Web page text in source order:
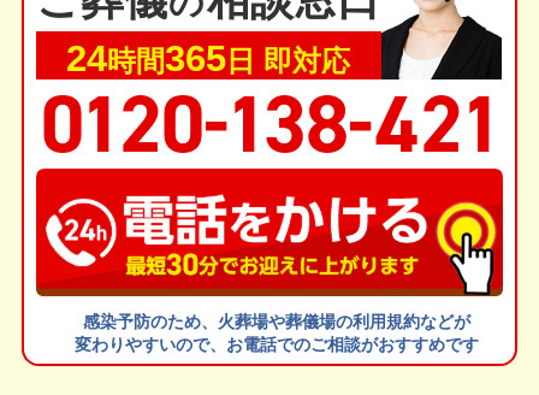
24時間365 日 即対応
0120-138-421
感染予防のため、火葬場や葬儀場の利用規約などが
変わりやすいので、お電話でのご相談がおすすめです